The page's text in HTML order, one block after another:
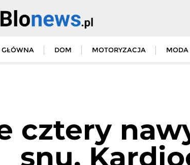
GŁÓWNA DOM MOTORYZACJA MODA
cztery
snu.